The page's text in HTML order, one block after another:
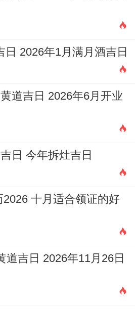
日 2026年1月满月酒吉日
道吉日 2026年6月开业
日 今年拆灶吉日
十月适合领证的好
道吉日 2026年11月26日